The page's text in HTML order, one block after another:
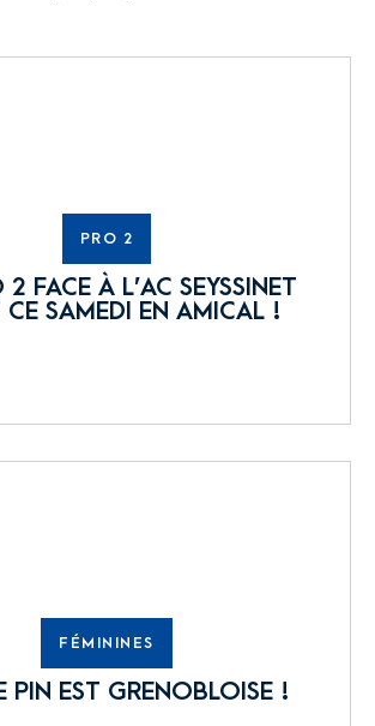
PRO 2
2 FACE À L’AC SEYSSINET
CE SAMEDI EN AMICAL !
FÉMININES
PIN EST GRENOBLOISE !